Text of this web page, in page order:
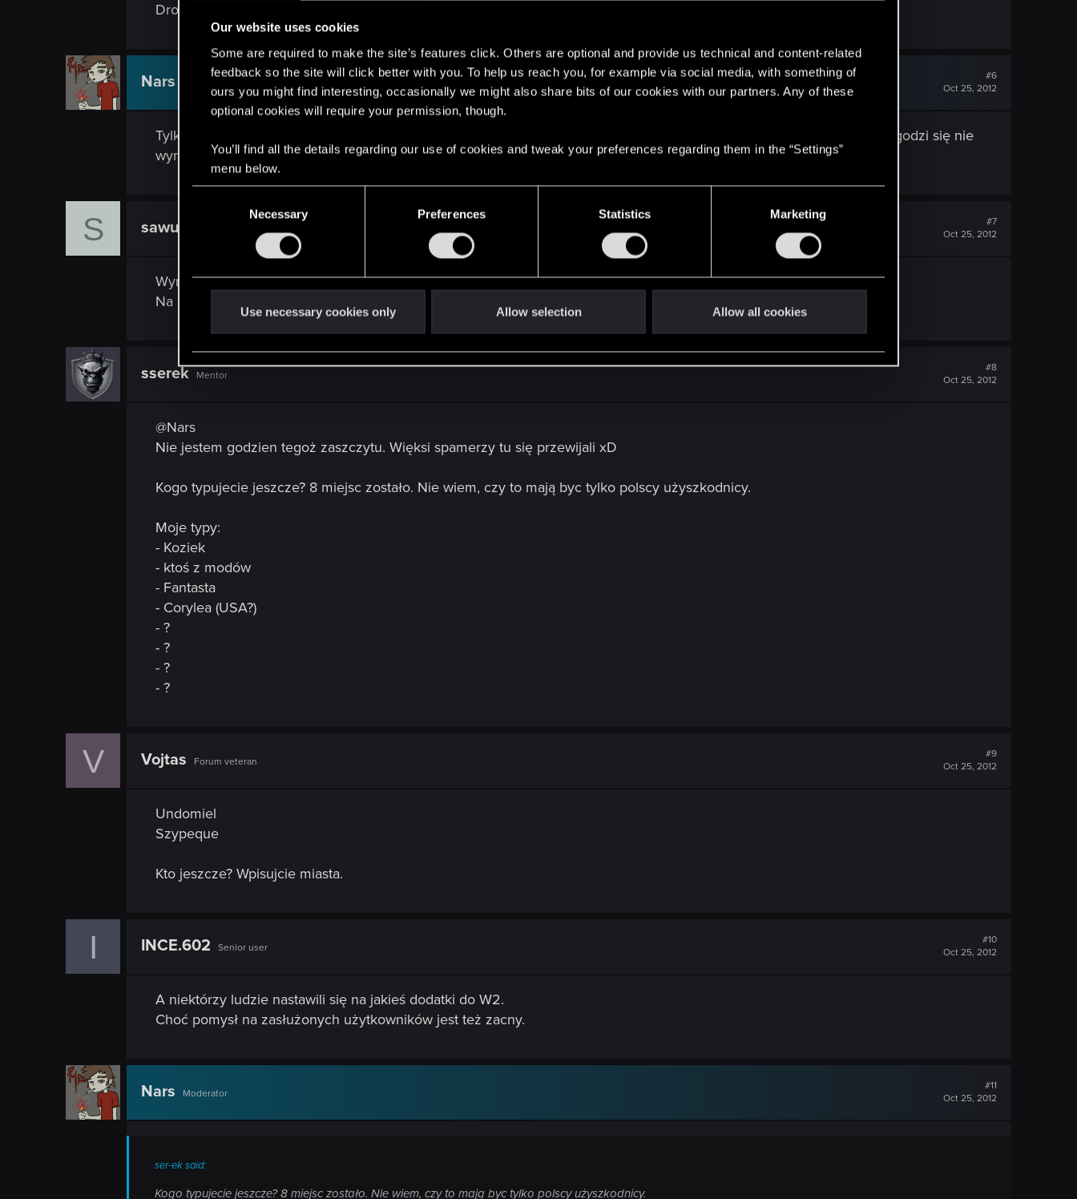
Our website uses cookies
Some are required to make the site’s features click. Others are optional and provide us technical and content-related
feedback so the site will click better with you. To help us reach you, for example via social media, with something of
ours you might find interesting, occasionally we might also share bits of our cookies with our partners. Any of these
optional cookies will require your permission, though.
You’ll find all the details regarding our use of cookies and tweak your preferences regarding them in the “Settings”
menu below.
e
l
t
i
n
Necessary Preferences Statistics Marketing
Use necessary cookies only Allow selection Allow all cookies
Drobne problemy techniczne - przepraszamy.
Nars
#6
Oct 25, 2012
Tylko dajcie tam ser-ka, bo jak go nie wybierzecie, gotów się obrazić, albo co gorsza zacznie pisać emo - wiersze. Nie godzi się nie
wyróżnić Pierwszego Pośród Spamerów na Łiczer Forum. ;]
S sawu97
#7
Oct 25, 2012
Wyróżnijcie również Czerwonego Karczmarza.
Na otarcie łez po przegranym zakładzie
sserek Mentor
#8
Oct 25, 2012
@Nars
Nie jestem godzien tegoż zaszczytu. Więksi spamerzy tu się przewijali xD
Kogo typujecie jeszcze? 8 miejsc zostało. Nie wiem, czy to mają byc tylko polscy użyszkodnicy.
Moje typy:
- Koziek
- ktoś z modów
- Fantasta
- Corylea (USA?)
- ?
- ?
- ?
- ?
V Vojtas Forum veteran
#9
Oct 25, 2012
Undomiel
Szypeque
Kto jeszcze? Wpisujcie miasta.
I INCE.602 Senior user
#10
Oct 25, 2012
A niektórzy ludzie nastawili się na jakieś dodatki do W2.
Choć pomysł na zasłużonych użytkowników jest też zacny.
Nars Moderator
#11
Oct 25, 2012
ser-ek said:
Kogo typujecie jeszcze? 8 miejsc zostało. Nie wiem, czy to mają byc tylko polscy użyszkodnicy.